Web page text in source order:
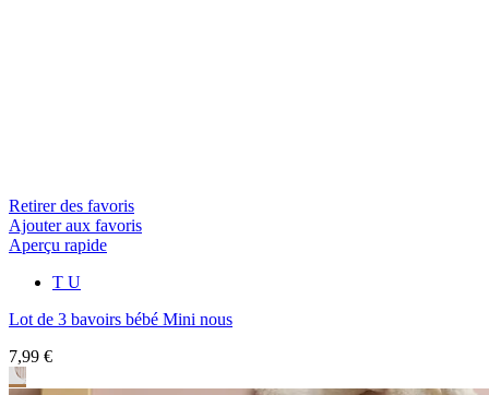
Retirer des favoris
Ajouter aux favoris
Aperçu rapide
T U
Lot de 3 bavoirs bébé Mini nous
7,99 €